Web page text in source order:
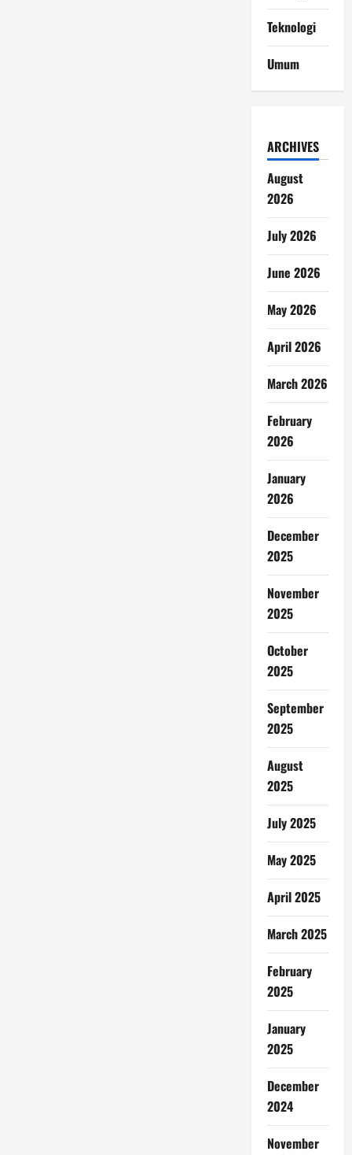
Teknologi
Umum
ARCHIVES
August
2026
July 2026
June 2026
May 2026
April 2026
March 2026
February
2026
January
2026
December
2025
November
2025
October
2025
September
2025
August
2025
July 2025
May 2025
April 2025
March 2025
February
2025
January
2025
December
2024
November